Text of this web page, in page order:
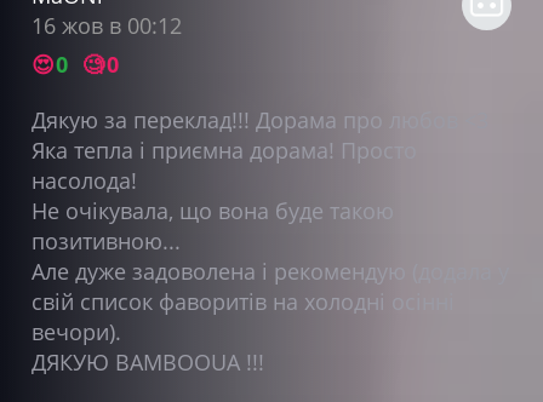
16 жов в 00:12
😍0 🧐0
Дякую за переклад!!! Дорама про любов <3
Яка тепла і приємна дорама! Просто
насолода!
Не очікувала, що вона буде такою
позитивною...
Але дуже задоволена і рекомендую (додала у
свій список фаворитів на холодні осінні
вечори).
ДЯКУЮ BAMBOOUA !!!